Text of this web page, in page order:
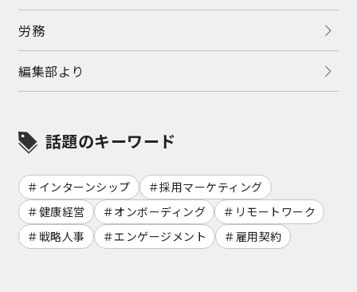
労務
編集部より
話題のキーワード
インターンシップ
採用マーケティング
健康経営
オンボーディング
リモートワーク
戦略人事
エンゲージメント 雇用契約